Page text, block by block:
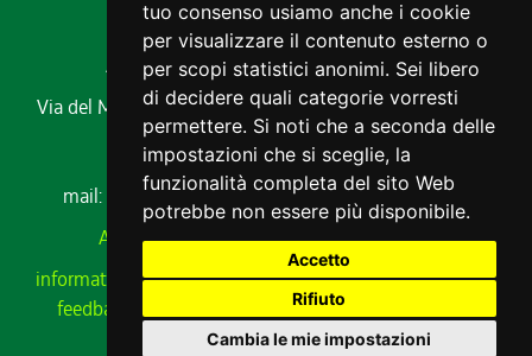
tuo consenso usiamo anche i cookie
per visualizzare il contenuto esterno o
per scopi statistici anonimi. Sei libero
di decidere quali categorie vorresti
permettere. Si noti che a seconda delle
impostazioni che si sceglie, la
funzionalità completa del sito Web
potrebbe non essere più disponibile.
Accetto
Rifiuto
Cambia le mie impostazioni
Agenzia regionale per lo sviluppo rurale
Via del Montesanto, 17 34170 GORIZIACodice fiscale e
partita IVA 00485650311
Tel. 0432 529211
mail:
ersa@ersa.fvg.itPec:ersa@certregione.fvg.it
Amministrazione Trasparente|AVCP xml
informativa privacy|cookie|note legali|meccanismo di
feedback
| cambio preferenze cookie
accessibilità